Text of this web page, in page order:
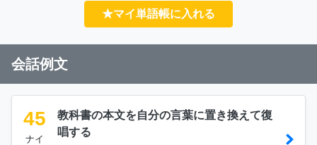
★マイ単語帳に入れる
会話例文
45
ナイ
教科書の本文を自分の言葉に置き換えて復
唱する